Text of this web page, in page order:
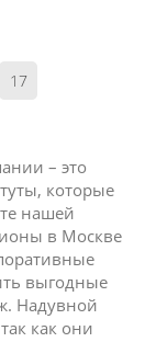
17
– это
которые
нашей
в Москве
выгодные
Надувной
как они